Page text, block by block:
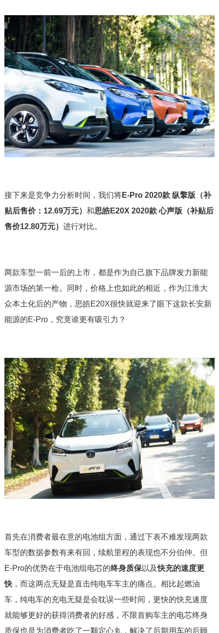
接下来是竞争力分析时间，我们将E-Pro 2020款 纵擎版（补
贴后售价：12.69万元） 和思皓E20X 2020款 心声版（补贴后
售价12.80万元） 进行对比。
两款车型一前一后的上市，都是作为自己旗下品牌发力新能
源市场的第一枪。同时，价格上也如此的相近，作为江淮大
众本土化后的产物，思皓E20X很快就迎来了眼下这款长安新
能源的E-Pro，究竟谁更有吸引力？
首先在消费者最在意的电池组方面，通过下表不难发现两款
车型的数据参数有来有回，续航里程的表现也不分伯仲。但
E-Pro的优势在于电池组电芯的终身质保以及快充的速度更
快，而这两点无疑是直击纯电车车主的痛点。相比起燃油
车，纯电车的充电无疑是会耽误一些时间，更快的快充速度
就能够更好的获得消费者的好感，不限首购车主的电芯终身
质保也是为消费者吃了一颗定心丸，解决了后期用车的后顾